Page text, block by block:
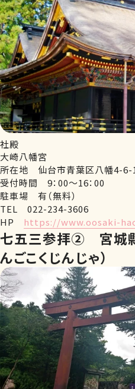
社殿
大崎八幡宮
所在地 仙台市青葉区八幡4-6-
受付時間 9：00～16：00
駐車場 有（無料）
TEL 022-234-3606
HP https://www.oosaki-
七五三参拝② 宮城
んごこくじんじゃ）